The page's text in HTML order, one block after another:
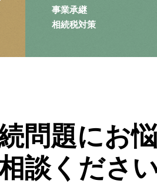
事業承継
相続税対策
続問題にお
談くださ